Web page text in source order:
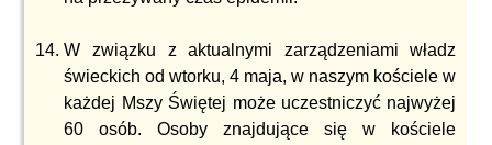
W związku z aktualnymi zarządzeniami władz
świeckich od wtorku, 4 maja, w naszym kościele w
każdej Mszy Świętej może uczestniczyć najwyżej
60 osób. Osoby znajdujące się w kościele